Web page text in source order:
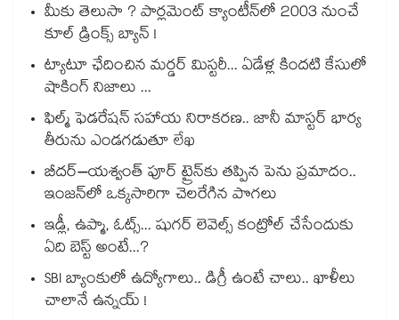
మీకు తెలుసా ? పార్లమెంట్ క్యాంటీన్⁪లో 2003 నుంచే
కూల్ డ్రింక్స్ బ్యాన్ !
ట్యాటూ ఛేదించిన మర్డర్ మిస్టరీ... ఏడేళ్ల కిందటి కేసులో
షాకింగ్ నిజాలు ...
ఫిల్మ్ ఫెడరేషన్ సహాయ నిరాకరణ.. జానీ మాస్టర్ భార్య
తీరును ఎండగడుతూ లేఖ
బీదర్–యశ్వంత్ పూర్ ట్రైన్‎కు తప్పిన పెను ప్రమాదం..
ఇంజన్‎లో ఒక్కసారిగా చెలరేగిన పొగలు
ఇడ్లీ, ఉప్మా, ఓట్స్... షుగర్ లెవెల్స్ కంట్రోల్ చేసేందుకు
ఏది బెస్ట్ అంటే...?
SBI బ్యాంకులో ఉద్యోగాలు.. డిగ్రీ ఉంటే చాలు.. ఖాళీలు
చాలానే ఉన్నయ్ !